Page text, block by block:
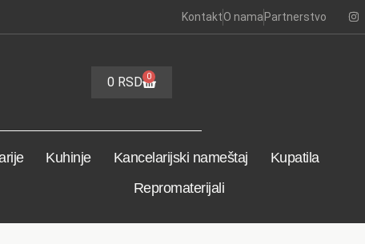
KontaktO namaPartnerstvo
0 RSD 0
Kuhinje Kancelarijski nameštaj
Kupatila
Repromaterijali